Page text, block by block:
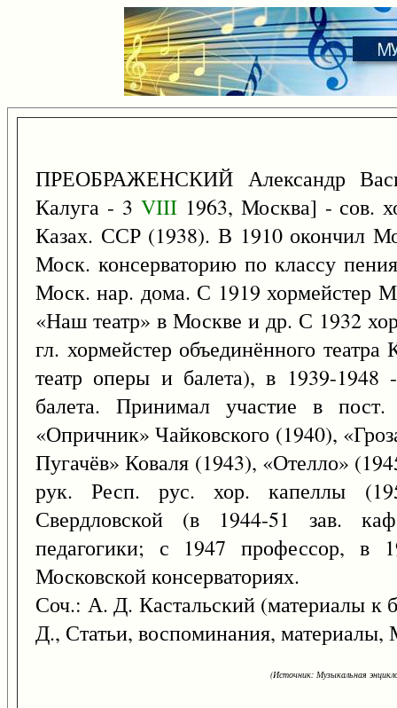
ПРЕОБРАЖЕНСКИЙ Александр
Калуга - 3 VIII1963, Москва] - сов.
Казах. ССР (1938). В 1910 окончил
Моск. консерваторию по классу
Моск. нар. дома. С 1919 хормейстер
«Наш театр» в Москве и др. С 1932
гл. хормейстер объединённого
театр оперы и балета), в 1939-1948
балета. Принимал участие в
«Опричник» Чайковского (1940),
Пугачёв» Коваля (1943), «Отелло»
рук. Респ. рус. хор. капеллы
Свердловской (в 1944-51 зав.
педагогики; с 1947 профессор, в
Московской консерваториях.
Соч.: А. Д. Кастальский (материалы к
Д., Статьи, воспоминания, материалы,
(Источник: Музыкальная